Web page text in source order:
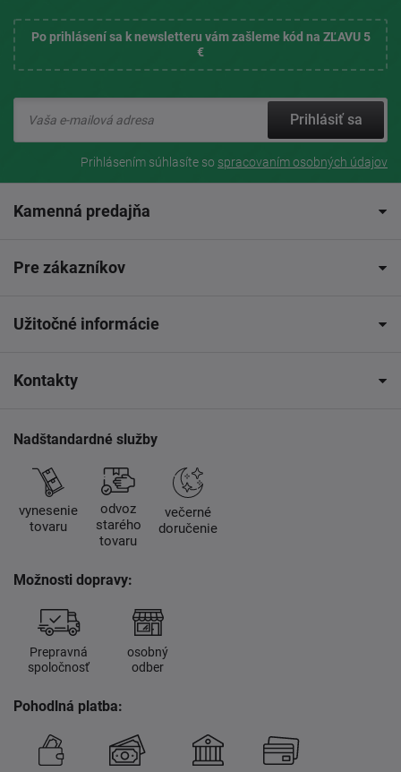
Po prihlásení sa k newsletteru vám zašleme kód na ZĽAVU 5
€
Prihlásiť sa
Prihlásením súhlasíte so spracovaním osobných údajov
Kamenná predajňa
Pre zákazníkov
Užitočné informácie
Kontakty
Nadštandardné služby
vynesenie
tovaru
odvoz
starého
tovaru
večerné
doručenie
Možnosti dopravy:
Prepravná
spoločnosť
osobný
odber
Pohodlná platba: